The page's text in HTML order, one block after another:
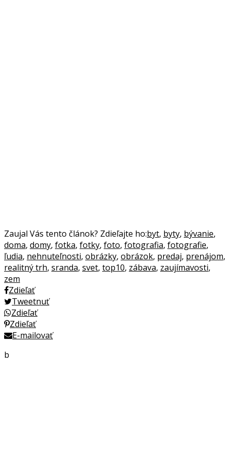
Zaujal Vás tento článok? Zdieľajte ho:byt, byty, bývanie,
doma, domy, fotka, fotky, foto, fotografia, fotografie,
ľudia, nehnuteľnosti, obrázky, obrázok, predaj, prenájom,
realitný trh, sranda, svet, top10, zábava, zaujímavosti,
zem
Zdieľať
Tweetnuť
Zdieľať
Zdieľať
E-mailovať
b